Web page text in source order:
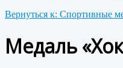
Вернуться к: Спортивные
Медаль